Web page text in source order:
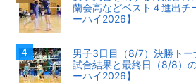
蘭会高などベスト４進出チ
ーハイ2026】
男子3日目（8/7）決勝ト
試合結果と最終日（8/8）
ーハイ2026】